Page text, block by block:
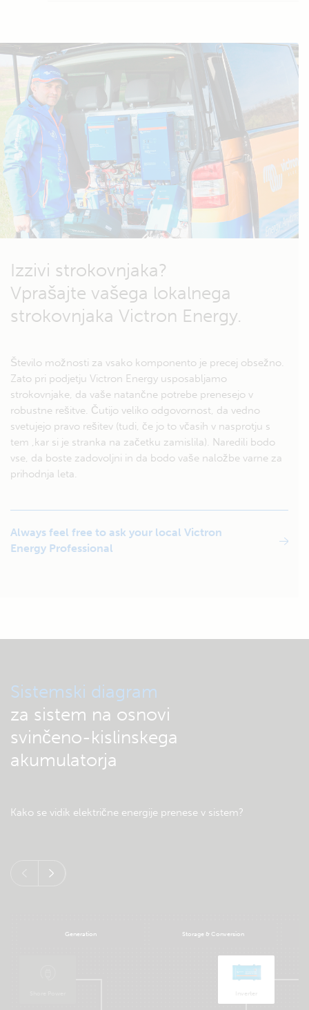
Izzivi strokovnjaka?
Vprašajte vašega lokalnega
strokovnjaka Victron Energy.
Število možnosti za vsako komponento je precej obsežno.
Zato pri podjetju Victron Energy usposabljamo
strokovnjake, da vaše natančne potrebe prenesejo v
robustne rešitve. Čutijo veliko odgovornost, da vedno
svetujejo pravo rešitev (tudi, če jo to včasih v nasprotju s
tem ,kar si je stranka na začetku zamislila). Naredili bodo
vse, da boste zadovoljni in da bodo vaše naložbe varne za
prihodnja leta.
Always feel free to ask your local Victron
Energy Professional
Sistemski diagram
za sistem na osnovi
svinčeno-kislinskega
akumulatorja
Kako se vidik električne energije prenese v sistem?
Generation Storage & Conversion
Inverter